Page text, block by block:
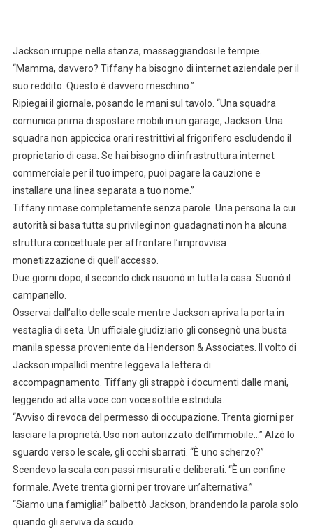
Jackson irruppe nella stanza, massaggiandosi le tempie.
“Mamma, davvero? Tiffany ha bisogno di internet aziendale per il
suo reddito. Questo è davvero meschino.”
Ripiegai il giornale, posando le mani sul tavolo. “Una squadra
comunica prima di spostare mobili in un garage, Jackson. Una
squadra non appiccica orari restrittivi al frigorifero escludendo il
proprietario di casa. Se hai bisogno di infrastruttura internet
commerciale per il tuo impero, puoi pagare la cauzione e
installare una linea separata a tuo nome.”
Tiffany rimase completamente senza parole. Una persona la cui
autorità si basa tutta su privilegi non guadagnati non ha alcuna
struttura concettuale per affrontare l’improvvisa
monetizzazione di quell’accesso.
Due giorni dopo, il secondo click risuonò in tutta la casa. Suonò il
campanello.
Osservai dall’alto delle scale mentre Jackson apriva la porta in
vestaglia di seta. Un ufficiale giudiziario gli consegnò una busta
manila spessa proveniente da Henderson & Associates. Il volto di
Jackson impallidì mentre leggeva la lettera di
accompagnamento. Tiffany gli strappò i documenti dalle mani,
leggendo ad alta voce con voce sottile e stridula.
“Avviso di revoca del permesso di occupazione. Trenta giorni per
lasciare la proprietà. Uso non autorizzato dell’immobile…” Alzò lo
sguardo verso le scale, gli occhi sbarrati. “È uno scherzo?”
Scendevo la scala con passi misurati e deliberati. “È un confine
formale. Avete trenta giorni per trovare un’alternativa.”
“Siamo una famiglia!” balbettò Jackson, brandendo la parola solo
quando gli serviva da scudo.